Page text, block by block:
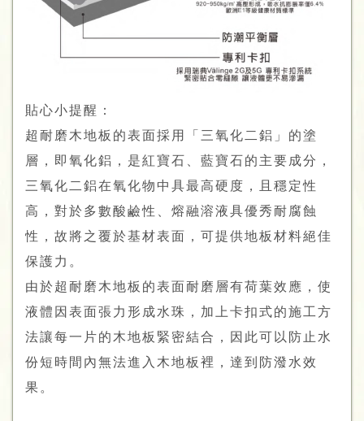
貼心小提醒：
超耐磨木地板的表面採用「三氧化二鋁」的塗
層，即氧化鋁，是紅寶石、藍寶石的主要成分，
三氧化二鋁在氧化物中具最高硬度，且穩定性
高，對於多數酸鹼性、熔融溶液具優秀耐腐蝕
性，故將之覆於基材表面，可提供地板材料絕佳
保護力。
由於超耐磨木地板的表面耐磨層有荷葉效應，使
液體因表面張力形成水珠，加上卡扣式的施工方
法讓每一片的木地板緊密結合，因此可以防止水
份短時間內無法進入木地板裡，達到防潑水效
果。